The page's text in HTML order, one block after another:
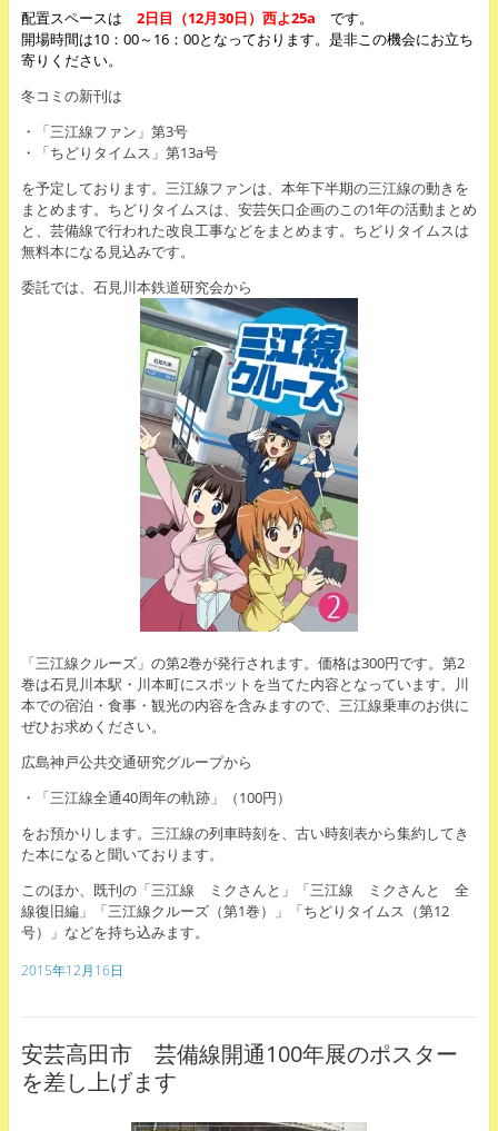
配置スペースは 2日目（12月30日）西よ25a です。
開場時間は10：00～16：00となっております。是非この機会にお立ち
寄りください。
冬コミの新刊は
・「三江線ファン」第3号
・「ちどりタイムス」第13a号
を予定しております。三江線ファンは、本年下半期の三江線の動きを
まとめます。ちどりタイムスは、安芸矢口企画のこの1年の活動まとめ
と、芸備線で行われた改良工事などをまとめます。ちどりタイムスは
無料本になる見込みです。
委託では、石見川本鉄道研究会から
「三江線クルーズ」の第2巻が発行されます。価格は300円です。第2
巻は石見川本駅・川本町にスポットを当てた内容となっています。川
本での宿泊・食事・観光の内容を含みますので、三江線乗車のお供に
ぜひお求めください。
広島神戸公共交通研究グループから
・「三江線全通40周年の軌跡」（100円）
をお預かりします。三江線の列車時刻を、古い時刻表から集約してき
た本になると聞いております。
このほか、既刊の「三江線 ミクさんと」「三江線 ミクさんと 全
線復旧編」「三江線クルーズ（第1巻）」「ちどりタイムス（第12
号）」などを持ち込みます。
2015年12月16日
安芸高田市 芸備線開通100年展のポスター
を差し上げます